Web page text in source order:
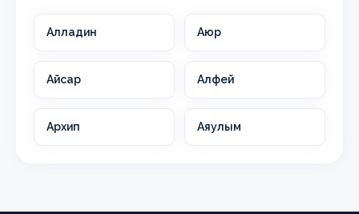
Алладин Аюр
Айсар Алфей
Архип Аяулым